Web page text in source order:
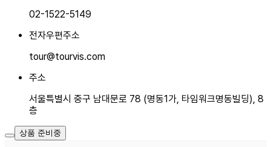
02-1522-5149
전자우편주소
tour@tourvis.com
주소
서울특별시 중구 남대문로 78 (명동1가, 타임워크명동빌딩), 8
층
공
상품 준비중